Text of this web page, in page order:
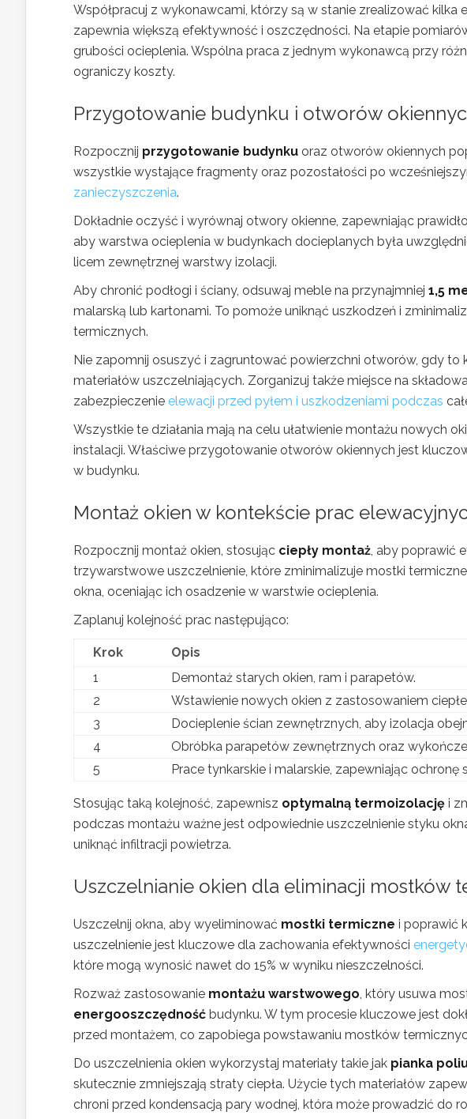
Współpracuj z wykonawcami, którzy są w stanie zrealizować kilka
zapewnia większą efektywność i oszczędności. Na etapie
grubości ocieplenia. Wspólna praca z jednym wykonawcą przy
ograniczy koszty.
Przygotowanie budynku i otworów
Rozpocznij przygotowanie budynku oraz otworów okiennych
wszystkie wystające fragmenty oraz pozostałości po
zanieczyszczenia.
Dokładnie oczyść i wyrównaj otwory okienne, zapewniając
aby warstwa ocieplenia w budynkach docieplanych była
licem zewnętrznej warstwy izolacji.
Aby chronić podłogi i ściany, odsuwaj meble na przynajmniej 1,5
malarską lub kartonami. To pomoże uniknąć uszkodzeń i
termicznych.
Nie zapomnij osuszyć i zagruntować powierzchni otworów, gdy to
materiałów uszczelniających. Zorganizuj także miejsce na
zabezpieczenie elewacji przed pyłem i uszkodzeniami podczas
Wszystkie te działania mają na celu ułatwienie montażu nowych
instalacji. Właściwe przygotowanie otworów okiennych jest
w budynku.
Montaż okien w kontekście prac
Rozpocznij montaż okien, stosując ciepły montaż , aby poprawić
trzywarstwowe uszczelnienie, które zminimalizuje mostki
okna, oceniając ich osadzenie w warstwie ocieplenia.
Zaplanuj kolejność prac następująco:
Krok
Opis
1
Demontaż starych okien, ram i parapetów.
2
Wstawienie nowych okien z zastosowaniem
3
Docieplenie ścian zewnętrznych, aby izolacja
4
Obróbka parapetów zewnętrznych oraz
5
Prace tynkarskie i malarskie, zapewniając ochronę
Stosując taką kolejność, zapewnisz optymalną termoizolację i
podczas montażu ważne jest odpowiednie uszczelnienie styku
uniknąć infiltracji powietrza.
Uszczelnianie okien dla eliminacji mostków
Uszczelnij okna, aby wyeliminować mostki termiczne i poprawić
uszczelnienie jest kluczowe dla zachowania efektywności
które mogą wynosić nawet do 15% w wyniku nieszczelności.
Rozważ zastosowanie montażu warstwowego , który usuwa
energooszczędność budynku. W tym procesie kluczowe jest
przed montażem, co zapobiega powstawaniu mostków
Do uszczelnienia okien wykorzystaj materiały takie jak pianka
skutecznie zmniejszają straty ciepła. Użycie tych materiałów
chroni przed kondensacją pary wodnej, która może prowadzić do